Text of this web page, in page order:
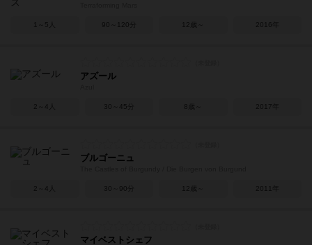
1～5人 90～120分 12歳～ 2016年
アズール
2～4人 30～45分 8歳～ 2017年
ブルゴーニュ
2～4人 30～90分 12歳～ 2011年
マイベストシェフ